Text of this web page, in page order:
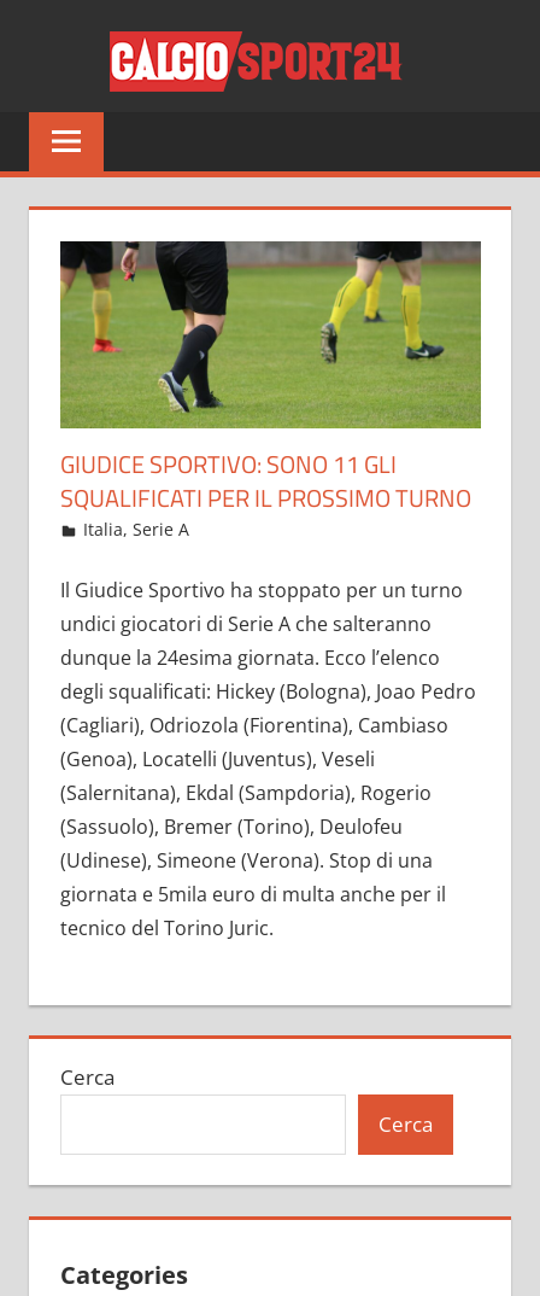
Tutto
sul
del
non
solo
GIUDICE SPORTIVO: SONO 11 GLI
SQUALIFICATI PER IL PROSSIMO TURNO
Gennaio 26, 2022
admin
Italia,Serie A
Il Giudice Sportivo ha stoppato per un turno
undici giocatori di Serie A che salteranno
dunque la 24esima giornata. Ecco l’elenco
degli squalificati: Hickey (Bologna), Joao Pedro
(Cagliari), Odriozola (Fiorentina), Cambiaso
(Genoa), Locatelli (Juventus), Veseli
(Salernitana), Ekdal (Sampdoria), Rogerio
(Sassuolo), Bremer (Torino), Deulofeu
(Udinese), Simeone (Verona). Stop di una
giornata e 5mila euro di multa anche per il
tecnico del Torino Juric.
Cerca
Cerca
Categories